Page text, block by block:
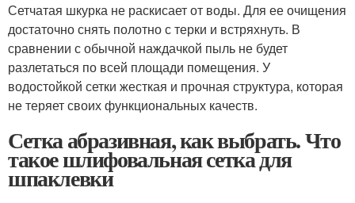
Сетчатая шкурка не раскисает от воды. Для ее очищения
достаточно снять полотно с терки и встряхнуть. В
сравнении с обычной наждачкой пыль не будет
разлетаться по всей площади помещения. У
водостойкой сетки жесткая и прочная структура, которая
не теряет своих функциональных качеств.
Сетка абразивная, как выбрать. Что
такое шлифовальная сетка для
шпаклевки